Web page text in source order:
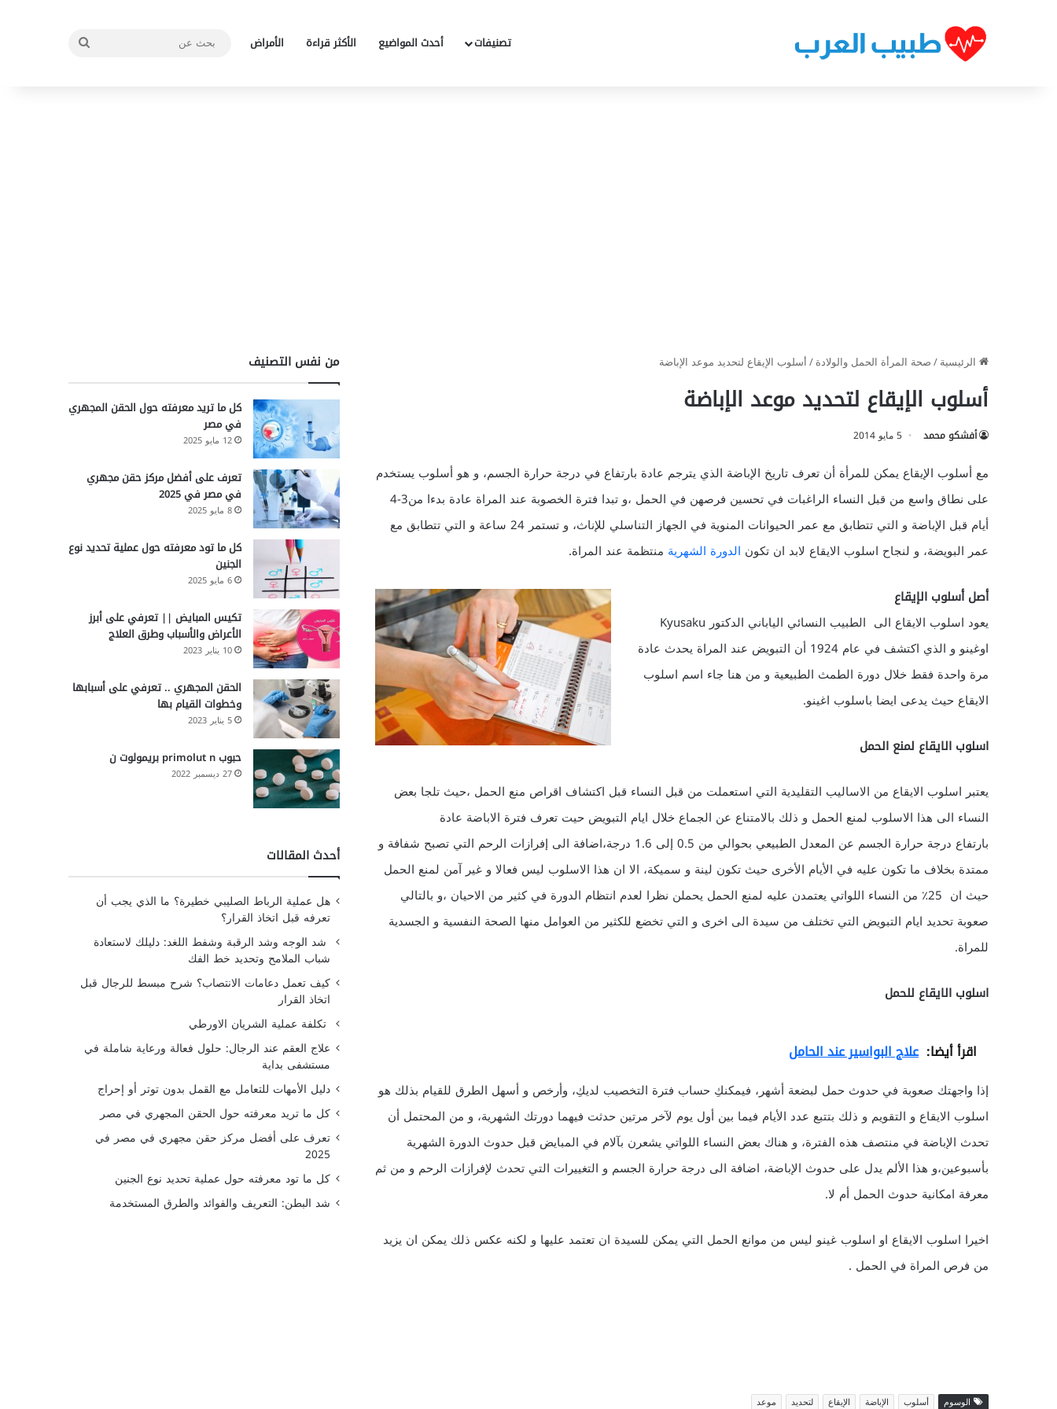
تصنيفات أحدث المواضيع الأكثر قراءة الأمراض
الرئيسية/صحة المرأة الحمل والولادة/أسلوب الإيقاع لتحديد موعد الإباضة
أسلوب الإيقاع لتحديد موعد الإباضة
أفشكو محمد 5 مايو 2014
مع أسلوب الإيقاع يمكن للمرأة أن تعرف تاريخ الإباضة الذي يترجم عادة بارتفاع في درجة حرارة الجسم، و هو أسلوب يستخدم
على نطاق واسع من قبل النساء الراغبات في تحسين فرصهن في الحمل ،و تبدا فترة الخصوبة عند المراة عادة بدءا من3-4
أيام قبل الإباضة و التي تتطابق مع عمر الحيوانات المنوية في الجهاز التناسلي للإناث، و تستمر 24 ساعة و التي تتطابق مع
عمر البويضة، و لنجاح اسلوب الايقاع لابد ان تكون الدورة الشهرية منتظمة عند المراة.
أصل أسلوب الإيقاع
يعود اسلوب الايقاع الى الطبيب النسائي الياباني الدكتور Kyusaku
اوغينو و الذي اكتشف في عام 1924 أن التبويض عند المراة يحدث عادة
مرة واحدة فقط خلال دورة الطمث الطبيعية و من هنا جاء اسم اسلوب
الايقاع حيث يدعى ايضا باسلوب اغينو.
اسلوب الايقاع لمنع الحمل
يعتبر اسلوب الايقاع من الاساليب التقليدية التي استعملت من قبل النساء قبل اكتشاف اقراص منع الحمل ،حيث تلجا بعض
النساء الى هذا الاسلوب لمنع الحمل و ذلك بالامتناع عن الجماع خلال ايام التبويض حيت تعرف فترة الاباضة عادة
بارتفاع درجة حرارة الجسم عن المعدل الطبيعي بحوالي من 0.5 إلى 1.6 درجة،اضافة الى إفرازات الرحم التي تصبح شفافة و
ممتدة بخلاف ما تكون عليه في الأيام الأخرى حيث تكون لينة و سميكة، الا ان هذا الاسلوب ليس فعالا و غير آمن لمنع الحمل
حيث ان 25٪ من النساء اللواتي يعتمدن عليه لمنع الحمل يحملن نظرا لعدم انتظام الدورة في كثير من الاحيان ،و بالتالي
صعوبة تحديد ايام التبويض التي تختلف من سيدة الى اخرى و التي تخضع للكثير من العوامل منها الصحة النفسية و الجسدية
للمراة.
اسلوب الايقاع للحمل
اقرأ أيضا: علاج البواسير عند الحامل
إذا واجهتك صعوبة في حدوث حمل لبضعة أشهر، فيمكنكِ حساب فترة التخصيب لديكِ، وأرخص و أسهل الطرق للقيام بذلك هو
اسلوب الايقاع و التقويم و ذلك بتتبع عدد الأيام فيما بين أول يوم لآخر مرتين حدثت فيهما دورتك الشهرية، و من المحتمل أن
تحدث الإباضة في منتصف هذه الفترة، و هناك بعض النساء اللواتي يشعرن بآلام في المبايض قبل حدوث الدورة الشهرية
بأسبوعين،و هذا الألم يدل على حدوث الإباضة، اضافة الى درجة حرارة الجسم و التغييرات التي تحدث لإفرازات الرحم و من ثم
معرفة امكانية حدوث الحمل أم لا.
اخيرا اسلوب الايقاع او اسلوب غينو ليس من موانع الحمل التي يمكن للسيدة ان تعتمد عليها و لكنه عكس ذلك يمكن ان يزيد
من فرص المراة في الحمل .
الوسوم أسلوب الإباضة الإيقاع لتحديد موعد
من نفس التصنيف
كل ما تريد معرفته حول الحقن المجهري
في مصر
12 مايو 2025
تعرف على أفضل مركز حقن مجهري
في مصر في 2025
8 مايو 2025
كل ما تود معرفته حول عملية تحديد نوع
الجنين
6 مايو 2025
تكيس المبايض || تعرفي على أبرز
الأعراض والأسباب وطرق العلاج
10 يناير 2023
الحقن المجهري .. تعرفي على أسبابها
وخطوات القيام بها
5 يناير 2023
حبوب primolut n بريمولوت ن
27 ديسمبر 2022
أحدث المقالات
هل عملية الرباط الصليبي خطيرة؟ ما الذي يجب أن
تعرفه قبل اتخاذ القرار؟
شد الوجه وشد الرقبة وشفط اللغد: دليلك لاستعادة
شباب الملامح وتحديد خط الفك
كيف تعمل دعامات الانتصاب؟ شرح مبسط للرجال قبل
اتخاذ القرار
تكلفة عملية الشريان الاورطي
علاج العقم عند الرجال: حلول فعالة ورعاية شاملة في
مستشفى بداية
دليل الأمهات للتعامل مع القمل بدون توتر أو إحراج
كل ما تريد معرفته حول الحقن المجهري في مصر
تعرف على أفضل مركز حقن مجهري في مصر في
2025
كل ما تود معرفته حول عملية تحديد نوع الجنين
شد البطن: التعريف والفوائد والطرق المستخدمة